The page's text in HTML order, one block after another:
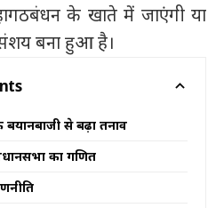
के खाते में जाएंगी या
बना हुआ है।
बयानबाजी से बढ़ा तनाव
का गणित